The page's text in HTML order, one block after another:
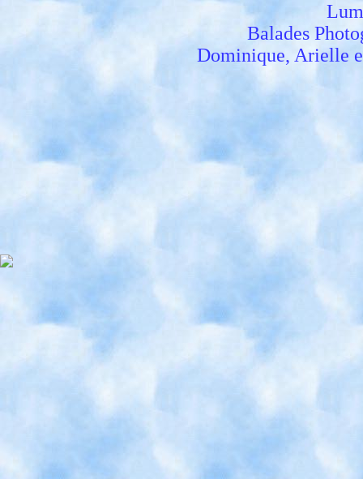
Balades
Dominique, Arielle